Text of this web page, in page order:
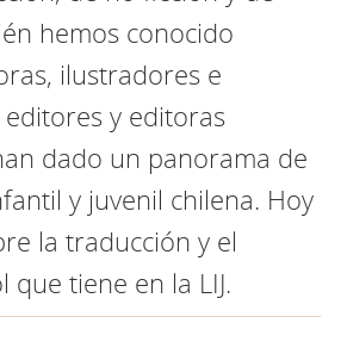
hemos conocido
ilustradores e
y editoras
dado un panorama de
y juvenil chilena. Hoy
la traducción y el
tiene en la LIJ.